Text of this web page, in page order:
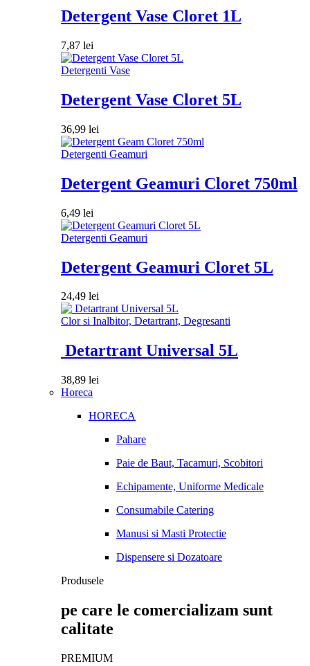
Detergent Vase Cloret 1L
7,87 lei
Detergenti Vase
Detergent Vase Cloret 5L
36,99 lei
Detergenti Geamuri
Detergent Geamuri Cloret 750ml
6,49 lei
Detergenti Geamuri
Detergent Geamuri Cloret 5L
24,49 lei
Clor si Inalbitor, Detartrant, Degresanti
Detartrant Universal 5L
38,89 lei
Horeca
HORECA
Pahare
Paie de Baut, Tacamuri, Scobitori
Echipamente, Uniforme Medicale
Consumabile Catering
Manusi si Masti Protectie
Dispensere si Dozatoare
Produsele
pe care le comercializam sunt
calitate
PREMIUM